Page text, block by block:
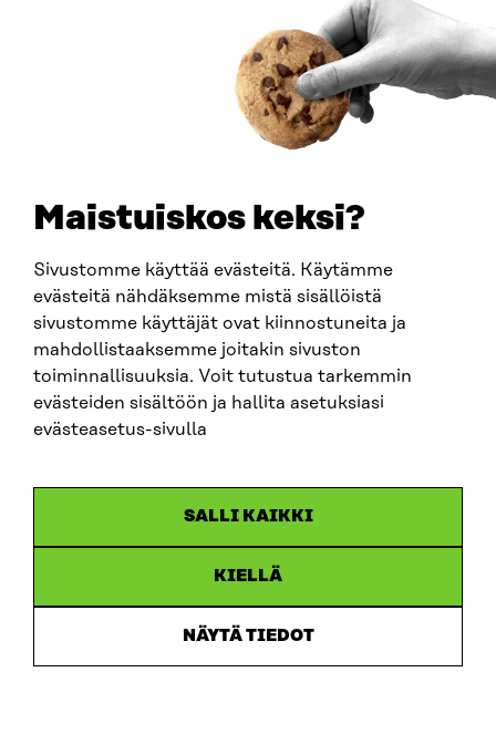
Maistuiskos keksi?
Sivustomme käyttää evästeitä. Käytämme
evästeitä nähdäksemme mistä sisällöistä
sivustomme käyttäjät ovat kiinnostuneita ja
mahdollistaaksemme joitakin sivuston
toiminnallisuuksia. Voit tutustua tarkemmin
evästeiden sisältöön ja hallita asetuksiasi
evästeasetus-sivulla
SALLI KAIKKI
KIELLÄ
NÄYTÄ TIEDOT
Neljä uutta hanketta vahvistaa moniäänistä
ennakointia osana päätöksentekoa kylissä,
kaupunkiseudulla, valtionhallinnossa ja
eduskunnassa
14.10.2025